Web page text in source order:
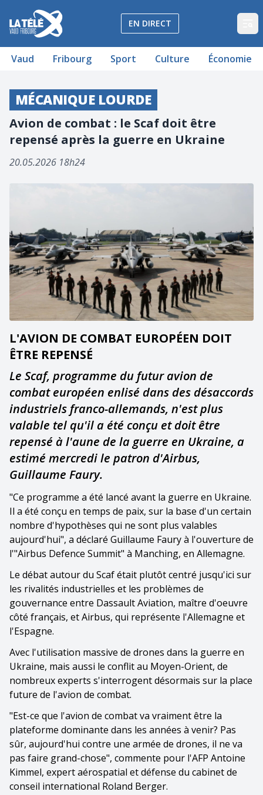
La Télé - Télévision régionale Vaud et Fribourg
EN DIRECT
Vaud Fribourg Sport Culture Économie
MÉCANIQUE LOURDE
Avion de combat : le Scaf doit être
repensé après la guerre en Ukraine
20.05.2026 18h24
L'AVION DE COMBAT EUROPÉEN DOIT
ÊTRE REPENSÉ
Le Scaf, programme du futur avion de
combat européen enlisé dans des désaccords
industriels franco-allemands, n'est plus
valable tel qu'il a été conçu et doit être
repensé à l'aune de la guerre en Ukraine, a
estimé mercredi le patron d'Airbus,
Guillaume Faury.
"Ce programme a été lancé avant la guerre en Ukraine.
Il a été conçu en temps de paix, sur la base d'un certain
nombre d'hypothèses qui ne sont plus valables
aujourd'hui", a déclaré Guillaume Faury à l'ouverture de
l'"Airbus Defence Summit" à Manching, en Allemagne.
Le débat autour du Scaf était plutôt centré jusqu'ici sur
les rivalités industrielles et les problèmes de
gouvernance entre Dassault Aviation, maître d'oeuvre
côté français, et Airbus, qui représente l'Allemagne et
l'Espagne.
Avec l'utilisation massive de drones dans la guerre en
Ukraine, mais aussi le conflit au Moyen-Orient, de
nombreux experts s'interrogent désormais sur la place
future de l'avion de combat.
"Est-ce que l'avion de combat va vraiment être la
plateforme dominante dans les années à venir? Pas
sûr, aujourd'hui contre une armée de drones, il ne va
pas faire grand-chose", commente pour l'AFP Antoine
Kimmel, expert aérospatial et défense du cabinet de
conseil international Roland Berger.